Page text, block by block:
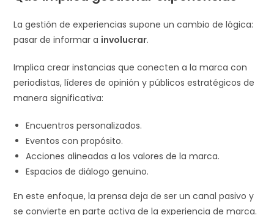
La gestión de experiencias supone un cambio de lógica:
pasar de informar a involucrar.
Implica crear instancias que conecten a la marca con
periodistas, líderes de opinión y públicos estratégicos de
manera significativa:
Encuentros personalizados.
Eventos con propósito.
Acciones alineadas a los valores de la marca.
Espacios de diálogo genuino.
En este enfoque, la prensa deja de ser un canal pasivo y
se convierte en parte activa de la experiencia de marca.